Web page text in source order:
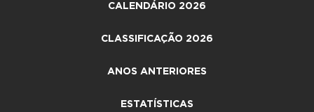
CALENDÁRIO 2026
CLASSIFICAÇÃO 2026
ANOS ANTERIORES
ESTATÍSTICAS